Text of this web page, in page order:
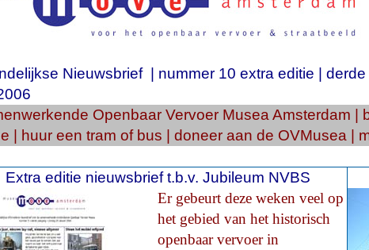
Nieuwsbrief| nummer 10 extra editie derde
Openbaar Vervoer Musea Amsterdam
huur een tram of bus doneer aan de OVMusea
Extra editie nieuwsbrief t.b.v. Jubileum NVBS
Er gebeurt deze weken veel op
het gebied van het historisch
openbaar vervoer in